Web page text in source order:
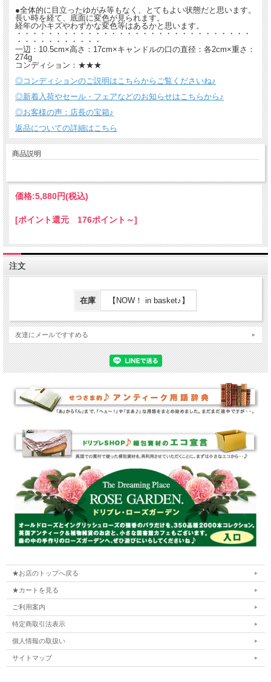
●全体的に目立ったゆがみ等もなく、とてもよい状態だと思います。
長い時を経て、底面に変色が見られます。
経年の小キズやわずかな変色等はあるかと思います。
・・・・・・・・・・・・・・・・・・・・・・・・・・・・・・
・・・・・・・・・・・
一辺：10.5cm×高さ：17cm×キャンドルの口の直径：各2cm×重さ：
274g
コンディション：★★★
◎コンディションのご説明はこちらからご覧くださいね♪
◎新着入荷やセール・フェアなどのお知らせはこちらから♪
◎お客様の声：店長の宝箱♪
返品についての詳細はこちら
商品説明
価格:5,880円(税込)
[ポイント還元 176ポイント～]
注文
在庫 【NOW！ in basket♪】
友達にメールですすめる
★お店のトップへ戻る
★カートを見る
ご利用案内
特定商取引法表示
個人情報の取扱い
サイトマップ